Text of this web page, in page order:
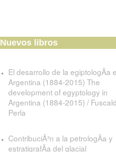
Nuevos libros
El desarrollo de la egiptologÃ­a
Argentina (1884-2015) The
development of egyptology in
Argentina (1884-2015) /
Perla
ContribuciÃ³n a la petrologÃ­a y
estratigrafÃ­a del glacial